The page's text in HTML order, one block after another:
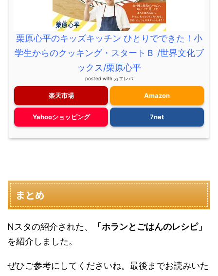
栗原心平のキッズキッチン ひとりでできた！小
学生からのクッキング・スタートＢ /世界文化ブ
ックス/栗原心平
posted with カエレバ
楽天市場 Amazon
Yahooショッピング 7net
まとめ
Nスタの紹介された、
「ホランとごはんのレシピ」
を紹介しました。
ぜひご参考にしてくださいね。最後までお読みいた